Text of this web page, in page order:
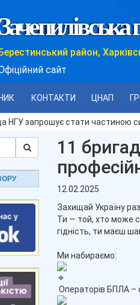
район,
сайт
КОНТАКТИ ЦНАП
НГУ запрошує стати частиною
11
12.02.2025
Захищай Україну
Ти — той, хто може
гідність, ти маєш
Ми набираємо:
Операторів БПЛА –